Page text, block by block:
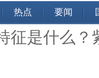
热点 要闻
征是什么？